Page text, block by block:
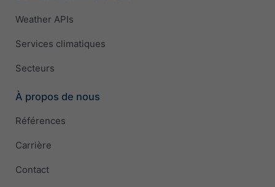
Weather APIs
Services climatiques
Secteurs
À propos de nous
Références
Carrière
Contact